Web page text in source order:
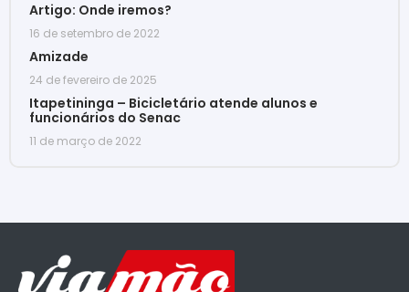
Artigo: Onde iremos?
16 de setembro de 2022
Amizade
24 de fevereiro de 2025
Itapetininga – Bicicletário atende alunos e
funcionários do Senac
11 de março de 2022